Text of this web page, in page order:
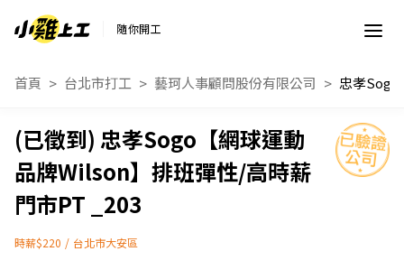
隨你開工
首頁 台北市打工 藝珂人事顧問股份有限公司
忠孝Sogo【網球運動
品牌Wilson】排班彈性/高時薪
門市PT _203
時薪$220 / 台北市大安區